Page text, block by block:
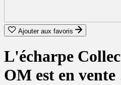
Ajouter aux favoris
L'écharpe
OM est en vente